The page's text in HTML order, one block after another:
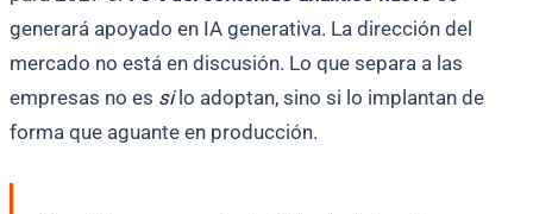
generará apoyado en IA generativa. La dirección del
mercado no está en discusión. Lo que separa a las
empresas no es silo adoptan, sino si lo implantan de
forma que aguante en producción.